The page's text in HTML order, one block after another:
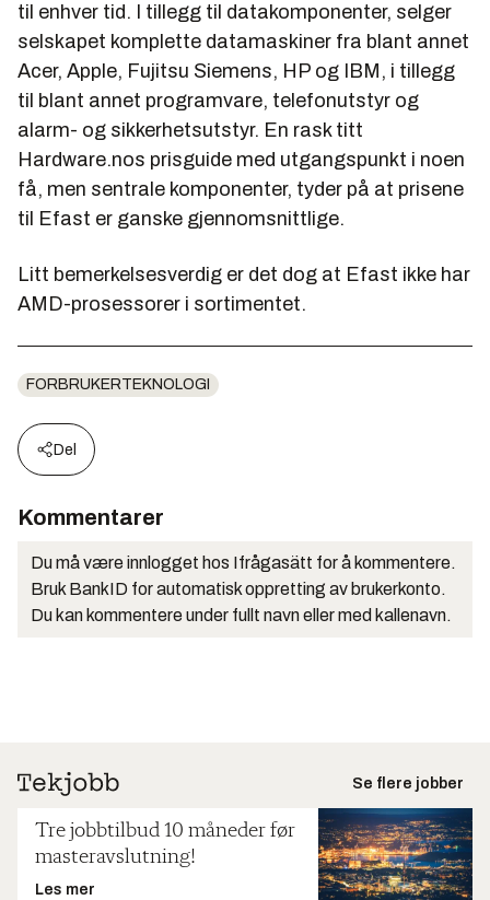
til enhver tid. I tillegg til datakomponenter, selger
selskapet komplette datamaskiner fra blant annet
Acer, Apple, Fujitsu Siemens, HP og IBM, i tillegg
til blant annet programvare, telefonutstyr og
alarm- og sikkerhetsutstyr. En rask titt
Hardware.nos prisguide med utgangspunkt i noen
få, men sentrale komponenter, tyder på at prisene
til Efast er ganske gjennomsnittlige.
Litt bemerkelsesverdig er det dog at Efast ikke har
AMD-prosessorer i sortimentet.
FORBRUKERTEKNOLOGI
Del
Kommentarer
Du må være innlogget hos Ifrågasätt for å kommentere.
Bruk BankID for automatisk oppretting av brukerkonto.
Du kan kommentere under fullt navn eller med kallenavn.
Se flere jobber
Tre jobbtilbud 10 måneder før
masteravslutning!
Les mer